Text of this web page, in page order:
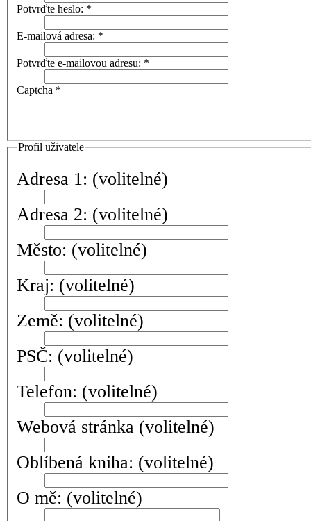
Potvrďte heslo: *
E-mailová adresa: *
Potvrďte e-mailovou adresu: *
Captcha *
Profil uživatele
Adresa 1: (volitelné)
Adresa 2: (volitelné)
Město: (volitelné)
Kraj: (volitelné)
Země: (volitelné)
PSČ: (volitelné)
Telefon: (volitelné)
Webová stránka (volitelné)
Oblíbená kniha: (volitelné)
O mě: (volitelné)